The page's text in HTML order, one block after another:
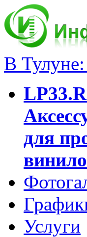
В
для
Услуги